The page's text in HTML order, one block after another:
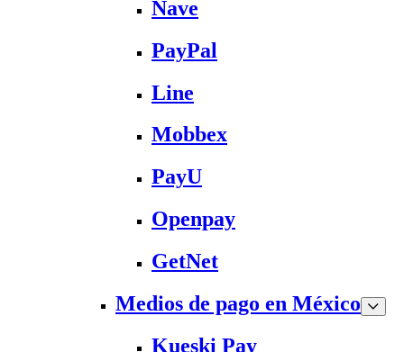
Nave
PayPal
Line
Mobbex
PayU
Openpay
GetNet
Medios de pago en México
Kueski Pay